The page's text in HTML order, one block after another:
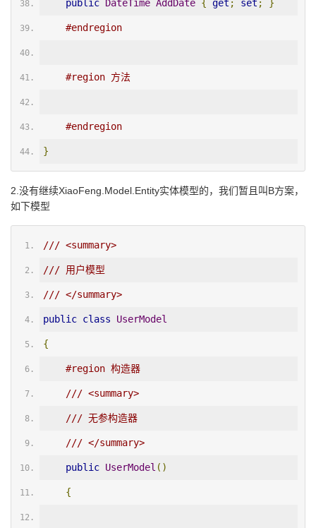
public DateTime AddDate { get ; set ; }
#endregion
#region 方法
#endregion
}
2.没有继续XiaoFeng.Model.Entity实体模型的，我们暂且叫B方案，
如下模型
/// <summary>
/// 用户模型
/// </summary>
public class UserModel
{
#region 构造器
/// <summary>
/// 无参构造器
/// </summary>
public UserModel ()
{